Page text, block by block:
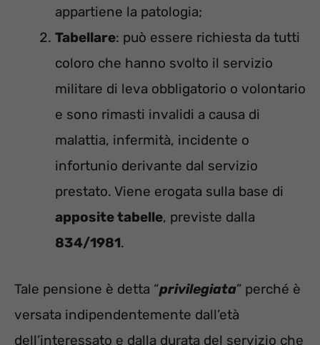
appartiene la patologia;
Tabellare: può essere richiesta da tutti
coloro che hanno svolto il servizio
militare di leva obbligatorio o volontario
e sono rimasti invalidi a causa di
malattia, infermità, incidente o
infortunio derivante dal servizio
prestato. Viene erogata sulla base di
apposite tabelle, previste dalla
834/1981.
Tale pensione è detta “privilegiata” perché è
versata indipendentemente dall’età
dell’interessato e dalla durata del servizio che